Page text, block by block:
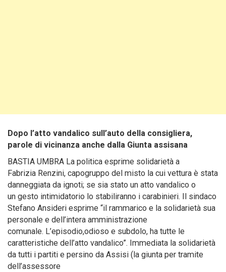
Dopo l’atto vandalico sull’auto della consigliera,
parole di vicinanza anche dalla Giunta assisana
BASTIA UMBRA La politica esprime solidarietà a
Fabrizia Renzini, capogruppo del misto la cui vettura è stata
danneggiata da ignoti; se sia stato un atto vandalico o
un gesto intimidatorio lo stabiliranno i carabinieri. Il sindaco
Stefano Ansideri esprime “il rammarico e la solidarietà sua
personale e dell’intera amministrazione
comunale. L’episodio,odioso e subdolo, ha tutte le
caratteristiche dell’atto vandalico”. Immediata la solidarietà
da tutti i partiti e persino da Assisi (la giunta per tramite
dell’assessore